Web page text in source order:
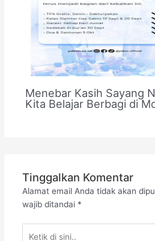
Menebar Kasih Sayang
Kita Belajar Berbagi di
Tinggalkan Komentar
Alamat email Anda tidak akan
wajib ditandai *